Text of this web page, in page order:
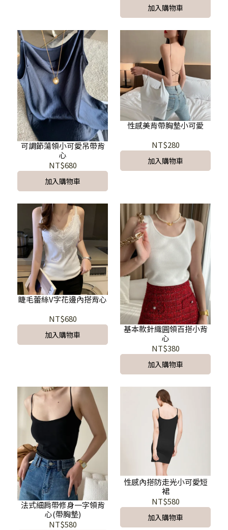
加入購物車
可調節蕩領小可愛吊帶背
心
NT$680
加入購物車
性感美背帶胸墊小可愛
NT$280
加入購物車
睫毛蕾絲V字花邊內搭背心
NT$680
加入購物車
基本款針織圓領百搭小背
心
NT$380
加入購物車
法式細肩帶修身一字領背
心(帶胸墊)
NT$580
性感內搭防走光小可愛短
裙
NT$580
加入購物車